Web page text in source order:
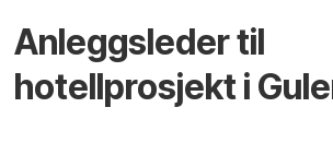
Anleggsleder til
hotellprosjekt i